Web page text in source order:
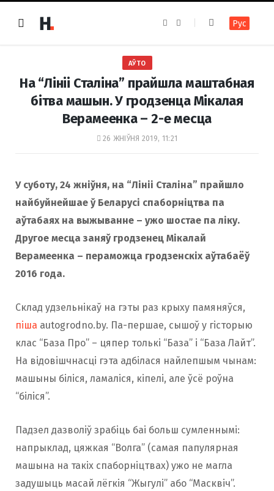
e
k
t
a
m
Рус
АЎТО
На “Лініі Сталіна” прайшла маштабная
бітва машын. У гродзенца Мікалая
Верамеенка – 2-е месца
26 ЖНІЎНЯ 2019, 11:21
У суботу, 24 жніўня, на “Лініі Сталіна” прайшло
найбуйнейшае ў Беларусі спаборніцтва па
аўтабаях на выжыванне – ужо шостае па ліку.
Другое месца заняў гродзенец Мікалай
Верамеенка – пераможца гродзенскіх аўтабаёў
2016 года.
Склад удзельнікаў на гэты раз крыху памяняўся,
піша autogrodno.by. Па-першае, сышоў у гісторыю
клас “База Про” – цяпер толькі “База” і “База Лайт”.
На відовішчнасці гэта адбілася найлепшым чынам:
машыны біліся, ламаліся, кіпелі, але ўсё роўна
“біліся”.
Падзел дазволіў зрабіць баі больш сумленнымі:
напрыклад, цяжкая “Волга” (самая папулярная
машына на такіх спаборніцтвах) ужо не магла
задушыць масай лёгкія “Жыгулі” або “Масквіч”.